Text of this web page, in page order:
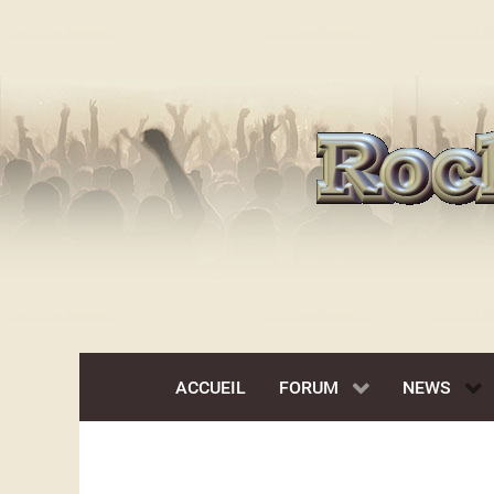
ACCUEIL FORUM NEWS